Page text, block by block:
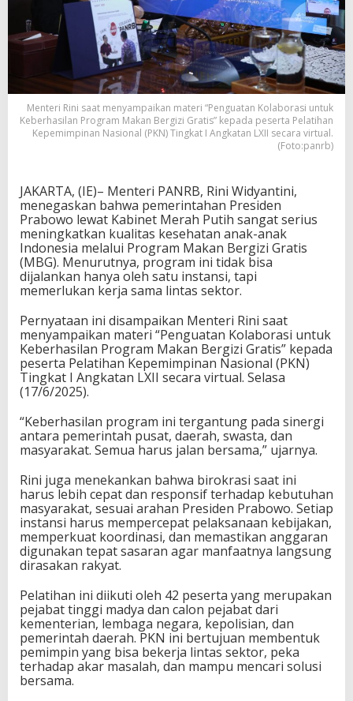
Menteri Rini saat menyampaikan materi “Penguatan Kolaborasi untuk
Keberhasilan Program Makan Bergizi Gratis” kepada peserta Pelatihan
Kepemimpinan Nasional (PKN) Tingkat I Angkatan LXII secara virtual.
(Foto:panrb)
JAKARTA, (IE)– Menteri PANRB, Rini Widyantini,
menegaskan bahwa pemerintahan Presiden
Prabowo lewat Kabinet Merah Putih sangat serius
meningkatkan kualitas kesehatan anak-anak
Indonesia melalui Program Makan Bergizi Gratis
(MBG). Menurutnya, program ini tidak bisa
dijalankan hanya oleh satu instansi, tapi
memerlukan kerja sama lintas sektor.
Pernyataan ini disampaikan Menteri Rini saat
menyampaikan materi “Penguatan Kolaborasi untuk
Keberhasilan Program Makan Bergizi Gratis” kepada
peserta Pelatihan Kepemimpinan Nasional (PKN)
Tingkat I Angkatan LXII secara virtual. Selasa
(17/6/2025).
“Keberhasilan program ini tergantung pada sinergi
antara pemerintah pusat, daerah, swasta, dan
masyarakat. Semua harus jalan bersama,” ujarnya.
Rini juga menekankan bahwa birokrasi saat ini
harus lebih cepat dan responsif terhadap kebutuhan
masyarakat, sesuai arahan Presiden Prabowo. Setiap
instansi harus mempercepat pelaksanaan kebijakan,
memperkuat koordinasi, dan memastikan anggaran
digunakan tepat sasaran agar manfaatnya langsung
dirasakan rakyat.
Pelatihan ini diikuti oleh 42 peserta yang merupakan
pejabat tinggi madya dan calon pejabat dari
kementerian, lembaga negara, kepolisian, dan
pemerintah daerah. PKN ini bertujuan membentuk
pemimpin yang bisa bekerja lintas sektor, peka
terhadap akar masalah, dan mampu mencari solusi
bersama.